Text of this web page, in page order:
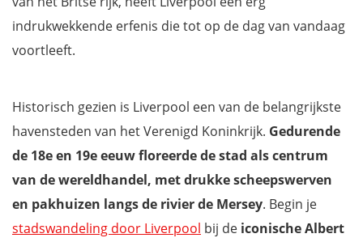
indrukwekkende erfenis die tot op de dag van vandaag
voortleeft.
Historisch gezien is Liverpool een van de belangrijkste
havensteden van het Verenigd Koninkrijk. Gedurende
de 18e en 19e eeuw floreerde de stad als centrum
van de wereldhandel, met drukke scheepswerven
en pakhuizen langs de rivier de Mersey. Begin je
stadswandeling door Liverpool bij de iconische Albert